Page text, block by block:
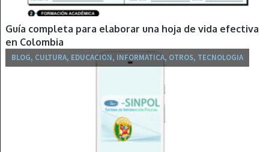
Guía completa para elaborar una hoja de vida efectiva
en Colombia
BLOG, CULTURA, EDUCACION, INFORMATICA, OTROS, TECNOLOGIA